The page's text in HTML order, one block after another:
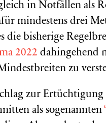
in Notfällen als
mindestens drei
die bisherige
2022 dahingehend
zu
zur
als sogenannten